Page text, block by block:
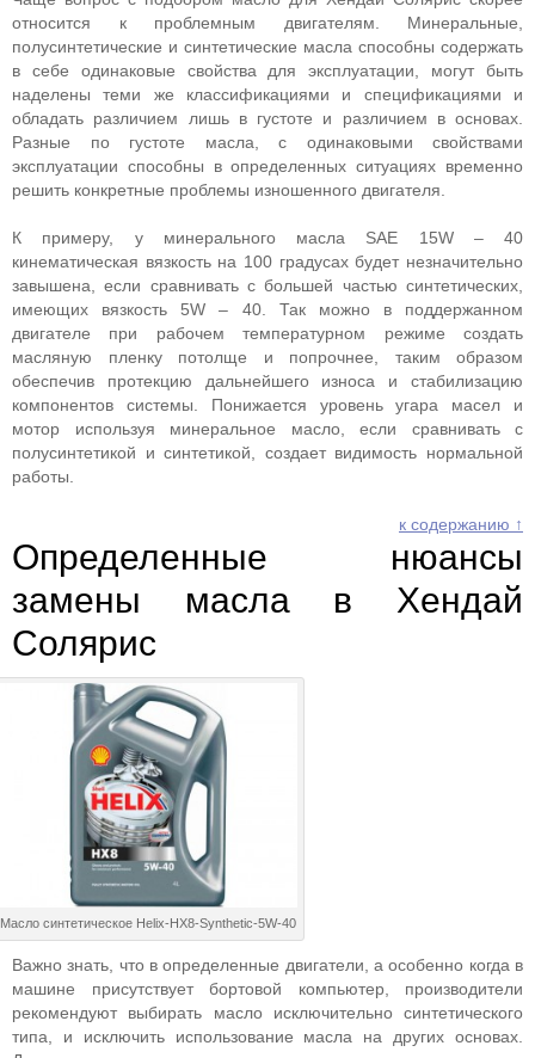
относится к проблемным двигателям. Минеральные,
полусинтетические и синтетические масла способны содержать
в себе одинаковые свойства для эксплуатации, могут быть
наделены теми же классификациями и спецификациями и
обладать различием лишь в густоте и различием в основах.
Разные по густоте масла, с одинаковыми свойствами
эксплуатации способны в определенных ситуациях временно
решить конкретные проблемы изношенного двигателя.
К примеру, у минерального масла SAE 15W – 40
кинематическая вязкость на 100 градусах будет незначительно
завышена, если сравнивать с большей частью синтетических,
имеющих вязкость 5W – 40. Так можно в поддержанном
двигателе при рабочем температурном режиме создать
масляную пленку потолще и попрочнее, таким образом
обеспечив протекцию дальнейшего износа и стабилизацию
компонентов системы. Понижается уровень угара масел и
мотор используя минеральное масло, если сравнивать с
полусинтетикой и синтетикой, создает видимость нормальной
работы.
к содержанию ↑
Определенные нюансы
замены масла в Хендай
Солярис
Масло синтетическое Helix-HX8-Synthetic-5W-40
Важно знать, что в определенные двигатели, а особенно когда в
машине присутствует бортовой компьютер, производители
рекомендуют выбирать масло исключительно синтетического
типа, и исключить использование масла на других основах.